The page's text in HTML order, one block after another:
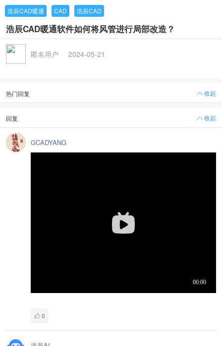
浩辰CAD暖通 CAD 浩辰CAD
浩辰CAD暖通软件如何将风管进行局部改造？
匿名用户 2024-05-21
热门回复 收起
回复 收起
GCADYANG
0